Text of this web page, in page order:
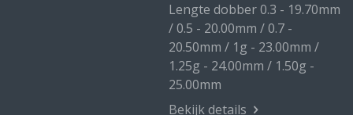
Lengte dobber 0.3 - 19.70mm
/ 0.5 - 20.00mm / 0.7 -
20.50mm / 1g - 23.00mm /
1.25g - 24.00mm / 1.50g -
25.00mm
Bekijk details